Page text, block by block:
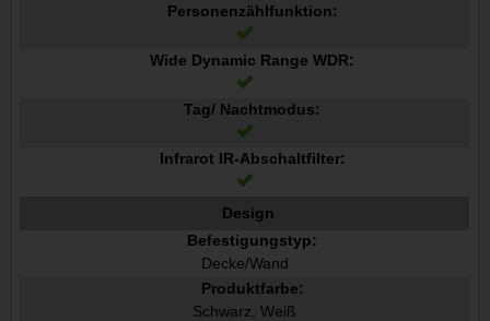
Personenzählfunktion:
Wide Dynamic Range WDR:
Tag/ Nachtmodus:
Infrarot IR-Abschaltfilter:
Design
Befestigungstyp:
Decke/Wand
Produktfarbe:
Schwarz, Weiß